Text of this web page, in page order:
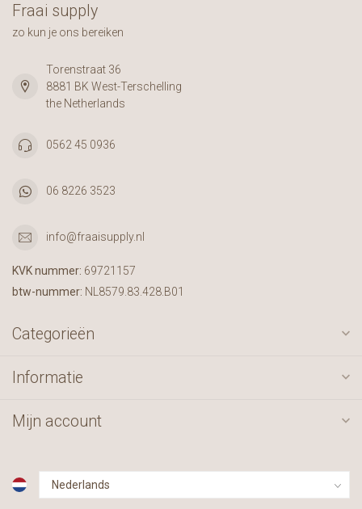
Fraai supply
zo kun je ons bereiken
Torenstraat 36
8881 BK West-Terschelling
the Netherlands
0562 45 0936
06 8226 3523
info@fraaisupply.nl
KVK nummer: 69721157
btw-nummer: NL8579.83.428.B01
Categorieën
Informatie
Mijn account